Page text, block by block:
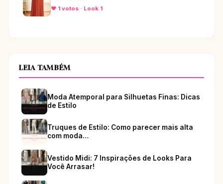
♥ 1 votos · Look 1
LEIA TAMBÉM
Moda Atemporal para Silhuetas Finas: Dicas
de Estilo
Truques de Estilo: Como parecer mais alta
com moda…
Vestido Midi: 7 Inspirações de Looks Para
Você Arrasar!